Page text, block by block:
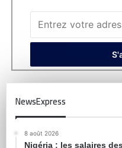
NewsExpress
8 août 2026
Nigéria : les salaires